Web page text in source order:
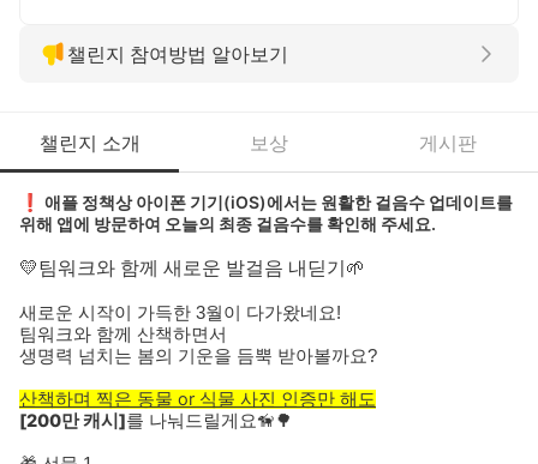
챌린지 참여방법 알아보기
챌린지 소개 보상 게시판
❗ 애플 정책상 아이폰 기기(iOS)에서는 원활한 걸음수 업데이트를
위해 앱에 방문하여 오늘의 최종 걸음수를 확인해 주세요.
💛팀워크와 함께 새로운 발걸음 내딛기🌱
새로운 시작이 가득한 3월이 다가왔네요!
팀워크와 함께 산책하면서
생명력 넘치는 봄의 기운을 듬뿍 받아볼까요?
산책하며 찍은 동물 or 식물 사진 인증만 해도
[200만 캐시]를 나눠드릴게요🦮🌳